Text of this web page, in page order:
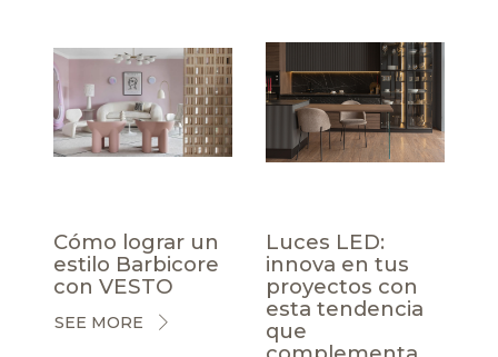
Cómo lograr un
estilo Barbicore
con VESTO
SEE MORE
Luces LED:
innova en tus
proyectos con
esta tendencia
que